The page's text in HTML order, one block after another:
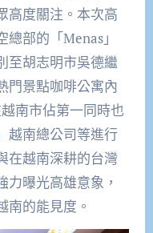
高度關注。本次高
部的「Menas」
至胡志明市吳德繼
門景點咖啡公寓內
南市佔第一同時也
越南總公司等進行
在越南深耕的台灣
曝光高雄意象，
南的能見度。